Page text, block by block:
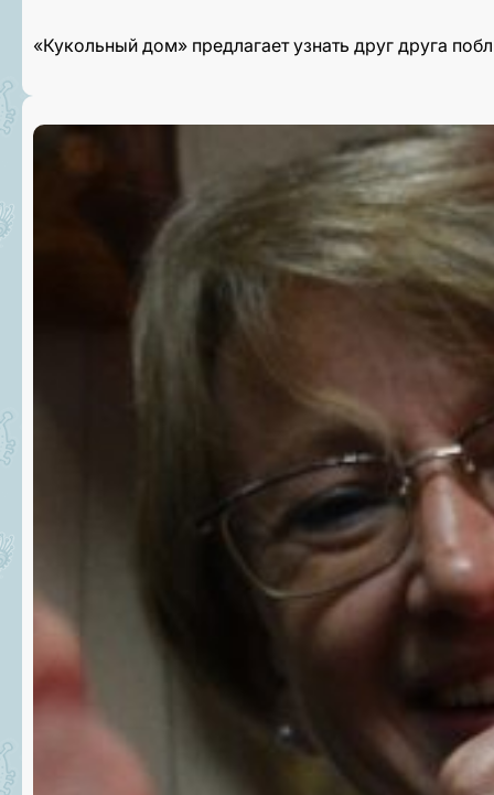
«Кукольный дом» предлагает узнать друг друга